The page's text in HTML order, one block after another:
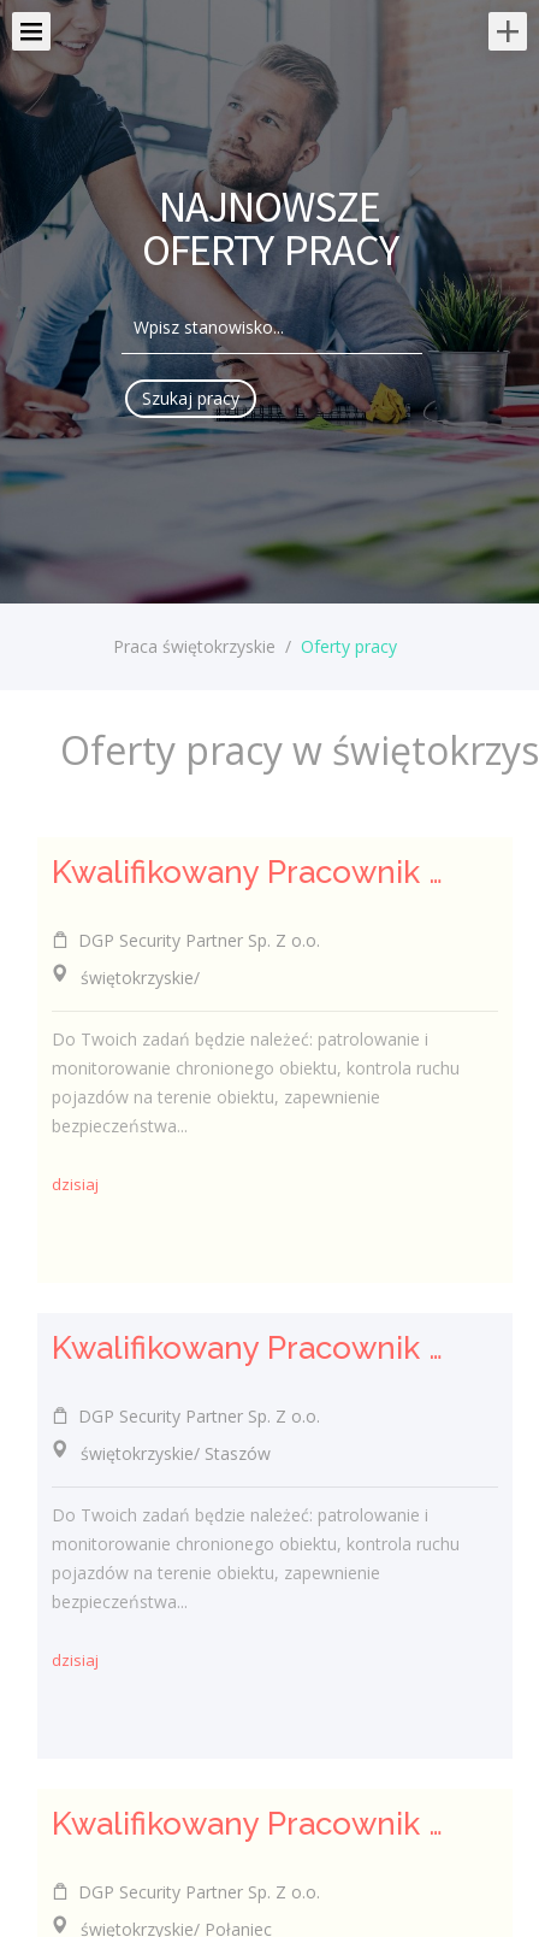
NAJNOWSZE
OFERTY PRACY
Praca świętokrzyskie / Oferty pracy
Oferty pracy w
Kwalifikowany Pracownik / Kwalifikowana Pracowniczka Ochrony
DGP Security Partner Sp. Z o.o.
świętokrzyskie/
Do Twoich zadań będzie należeć: patrolowanie i
monitorowanie chronionego obiektu, kontrola ruchu
pojazdów na terenie obiektu, zapewnienie
bezpieczeństwa...
dzisiaj
Kwalifikowany Pracownik / Kwalifikowana Pracowniczka Ochrony
DGP Security Partner Sp. Z o.o.
świętokrzyskie/ Staszów
Do Twoich zadań będzie należeć: patrolowanie i
monitorowanie chronionego obiektu, kontrola ruchu
pojazdów na terenie obiektu, zapewnienie
bezpieczeństwa...
dzisiaj
Kwalifikowany Pracownik / Kwalifikowana Pracowniczka Ochrony
DGP Security Partner Sp. Z o.o.
świętokrzyskie/ Połaniec